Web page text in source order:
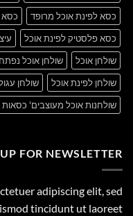
כסא לפינת אוכל מרופד
כסא
כסא פלסטיק לפינת אוכל
שולחן אוכל
שולחן אוכל נפתח
שולחן לפינת אוכל
שולחן
שולחנות אוכל מעוצבים' כסאות
FOR NEWSLETTER
adipiscing elit, sed
tincidunt ut laoreet.